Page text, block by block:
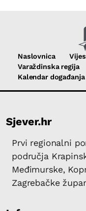
Naslovnica
Varaždinska regija
Kalendar događanja
Sjever.hr
Prvi regionalni
područja
Međimurske,
Zagrebačke